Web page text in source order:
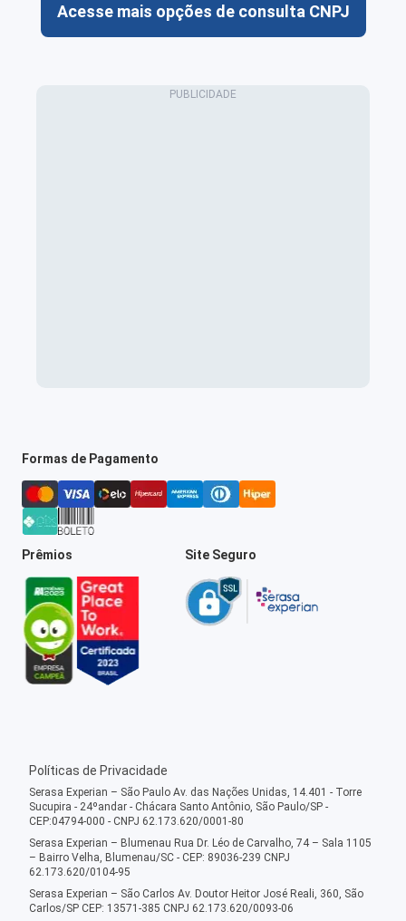
Acesse mais opções de consulta CNPJ
Formas de Pagamento
Prêmios Site Seguro
Políticas de Privacidade
Serasa Experian – São Paulo Av. das Nações Unidas, 14.401 - Torre
Sucupira - 24ºandar - Chácara Santo Antônio, São Paulo/SP -
CEP:04794-000 - CNPJ 62.173.620/0001-80
Serasa Experian – Blumenau Rua Dr. Léo de Carvalho, 74 – Sala 1105
– Bairro Velha, Blumenau/SC - CEP: 89036-239 CNPJ
62.173.620/0104-95
Serasa Experian – São Carlos Av. Doutor Heitor José Reali, 360, São
Carlos/SP CEP: 13571-385 CNPJ 62.173.620/0093-06